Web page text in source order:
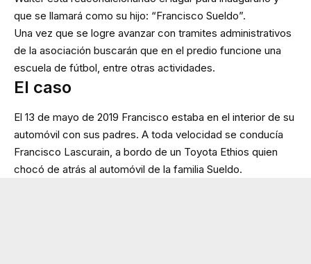
que se llamará como su hijo: “Francisco Sueldo”.
Una vez que se logre avanzar con tramites administrativos
de la asociación buscarán que en el predio funcione una
escuela de fútbol, entre otras actividades.
El caso
El 13 de mayo de 2019 Francisco estaba en el interior de su
automóvil con sus padres. A toda velocidad se conducía
Francisco Lascurain, a bordo de un Toyota Ethios quien
chocó de atrás al automóvil de la familia Sueldo.